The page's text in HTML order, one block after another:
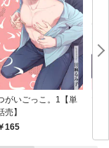
がいごっこ。1【単
売】
165